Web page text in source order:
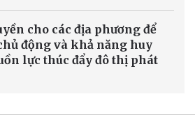
cho các địa phương để
động và khả năng huy
lực thúc đẩy đô thị phát